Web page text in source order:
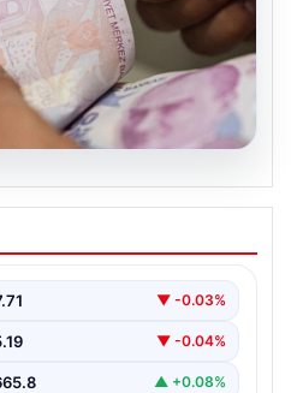
ne zaman yatacak?
emekli ikramiye
▼ -0.03%
▼ -0.04%
▲ +0.08%